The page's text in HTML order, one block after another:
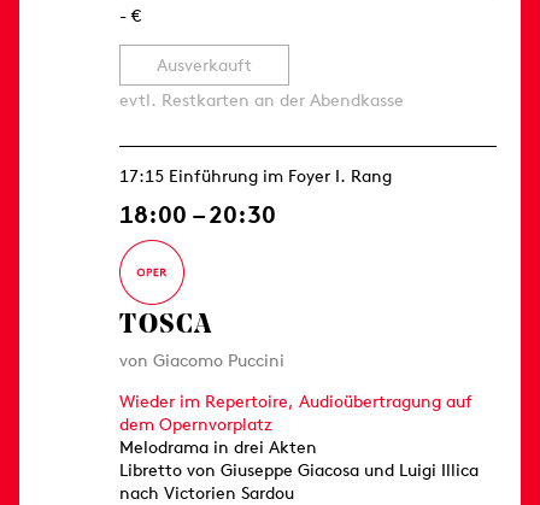
- €
Ausverkauft
evtl. Restkarten an der Abendkasse
17:15 Einführung im Foyer I. Rang
18:00 – 20:30
TOSCA
von Giacomo Puccini
Wieder im Repertoire, Audioübertragung auf
dem Opernvorplatz
Melodrama in drei Akten
Libretto von Giuseppe Giacosa und Luigi Illica
nach Victorien Sardou